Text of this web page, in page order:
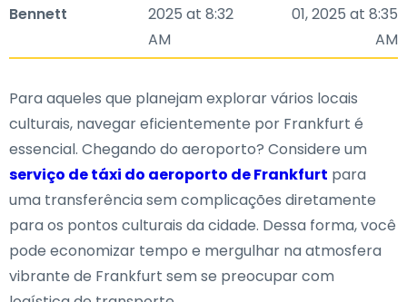
Bennett
2025 at 8:32
AM
01, 2025 at 8:35
AM
Para aqueles que planejam explorar vários locais
culturais, navegar eficientemente por Frankfurt é
essencial. Chegando do aeroporto? Considere um
serviço de táxi do aeroporto de Frankfurt para
uma transferência sem complicações diretamente
para os pontos culturais da cidade. Dessa forma, você
pode economizar tempo e mergulhar na atmosfera
vibrante de Frankfurt sem se preocupar com